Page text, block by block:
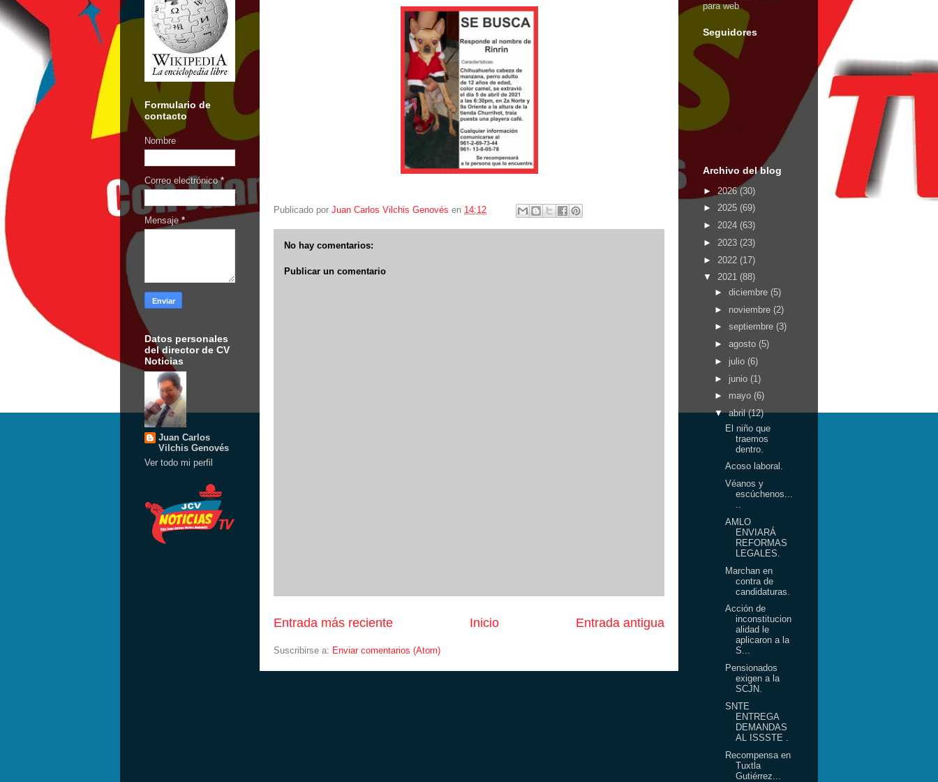
Publicado por Juan Carlos Vilchis Genovés en 14:12
No hay comentarios:
Publicar un comentario
Entrada más reciente Entrada antigua
Inicio
Suscribirse a: Enviar comentarios (Atom)
Formulario de
contacto
Nombre
Correo electrónico*
Mensaje *
Datos personales
del director de CV
Noticias
Juan Carlos
Vilchis Genovés
Ver todo mi perfil
para web
Seguidores
Archivo del blog
► 2026(30)
► 2025 (69)
► 2024 (63)
► 2023 (23)
► 2022 (17)
▼ 2021 (88)
► diciembre (5)
► noviembre (2)
► septiembre (3)
► agosto (5)
► julio (6)
► junio (1)
► mayo (6)
▼abril(12)
El niño que
traemos
dentro.
Acoso laboral.
Véanos y
escúchenos...
..
AMLO
ENVIARÁ
REFORMAS
LEGALES.
Marchan en
contra de
candidaturas.
Acción de
inconstitucion
alidad le
aplicaron a la
S...
Pensionados
exigen a la
SCJN.
SNTE
ENTREGA
DEMANDAS
AL ISSSTE .
Recompensa en
Tuxtla
Gutiérrez...